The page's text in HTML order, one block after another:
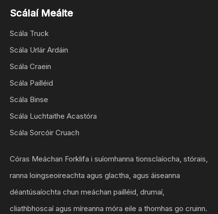
Scálaí Meáite
Scála Truck
Scála Urlár Ardáin
Scála Craein
Scála Pailléid
Scála Binse
Scála Luchtaithe Acastóra
Scála Sorcóir Cruach
Córas Meáchan Forklifa i suíomhanna tionsclaíocha, stórais,
ranna loingseoireachta agus glactha, agus áiseanna
déantúsaíochta chun meáchan pailléid, drumaí,
cliathbhoscaí agus míreanna móra eile a thomhas go cruinn.